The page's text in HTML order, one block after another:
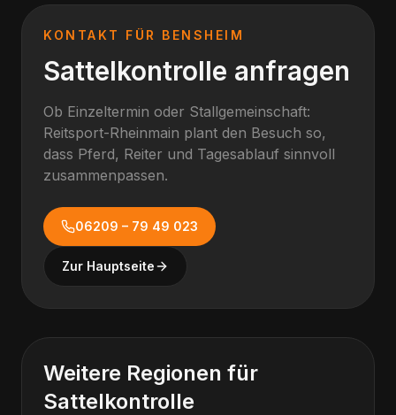
KONTAKT FÜR BENSHEIM
Sattelkontrolle anfragen
Ob Einzeltermin oder Stallgemeinschaft:
Reitsport-Rheinmain plant den Besuch so,
dass Pferd, Reiter und Tagesablauf sinnvoll
zusammenpassen.
06209 – 79 49 023
Zur Hauptseite
Weitere Regionen für
Sattelkontrolle